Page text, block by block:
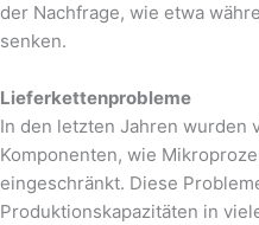
der Nachfrage, wie etwa
senken.
Lieferkettenprobleme
In den letzten Jahren wurden
Komponenten, wie
eingeschränkt. Diese
Produktionskapazitäten in